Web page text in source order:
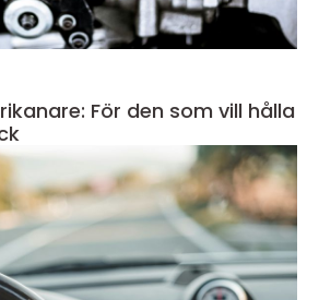
För den som vill hålla